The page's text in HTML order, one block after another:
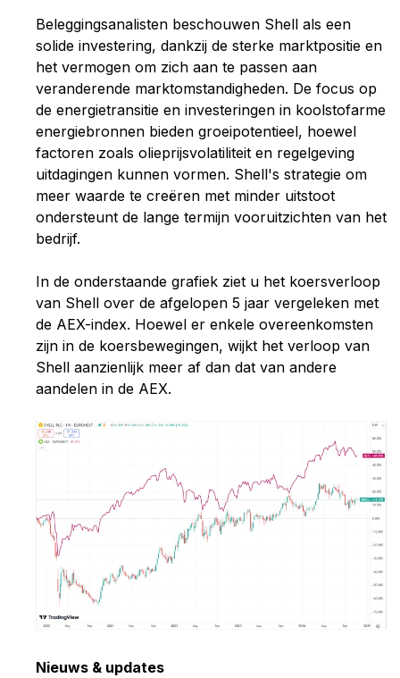
Beleggingsanalisten beschouwen Shell als een
solide investering, dankzij de sterke marktpositie en
het vermogen om zich aan te passen aan
veranderende marktomstandigheden. De focus op
de energietransitie en investeringen in koolstofarme
energiebronnen bieden groeipotentieel, hoewel
factoren zoals olieprijsvolatiliteit en regelgeving
uitdagingen kunnen vormen. Shell's strategie om
meer waarde te creëren met minder uitstoot
ondersteunt de lange termijn vooruitzichten van het
bedrijf.
In de onderstaande grafiek ziet u het koersverloop
van Shell over de afgelopen 5 jaar vergeleken met
de AEX-index. Hoewel er enkele overeenkomsten
zijn in de koersbewegingen, wijkt het verloop van
Shell aanzienlijk meer af dan dat van andere
aandelen in de AEX.
Nieuws & updates